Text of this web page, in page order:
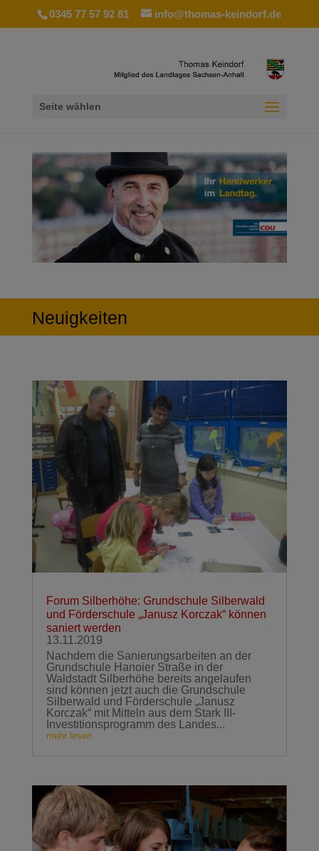
0345 77 57 92 81 info@thomas-keindorf.de
Seite wählen
Neuigkeiten
Forum Silberhöhe: Grundschule Silberwald
und Förderschule „Janusz Korczak“ können
saniert werden
13.11.2019
Nachdem die Sanierungsarbeiten an der
Grundschule Hanoier Straße in der
Waldstadt Silberhöhe bereits angelaufen
sind können jetzt auch die Grundschule
Silberwald und Förderschule „Janusz
Korczak“ mit Mitteln aus dem Stark III-
Investitionsprogramm des Landes...
mehr lesen